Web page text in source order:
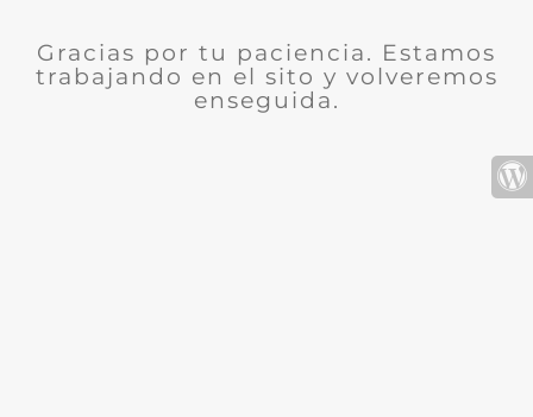
Gracias por tu paciencia. Estamos
trabajando en el sito y volveremos
enseguida.